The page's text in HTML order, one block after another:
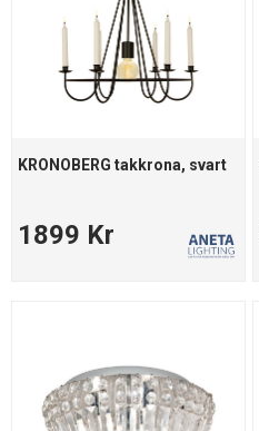
KRONOBERG takkrona, svart
1899 Kr